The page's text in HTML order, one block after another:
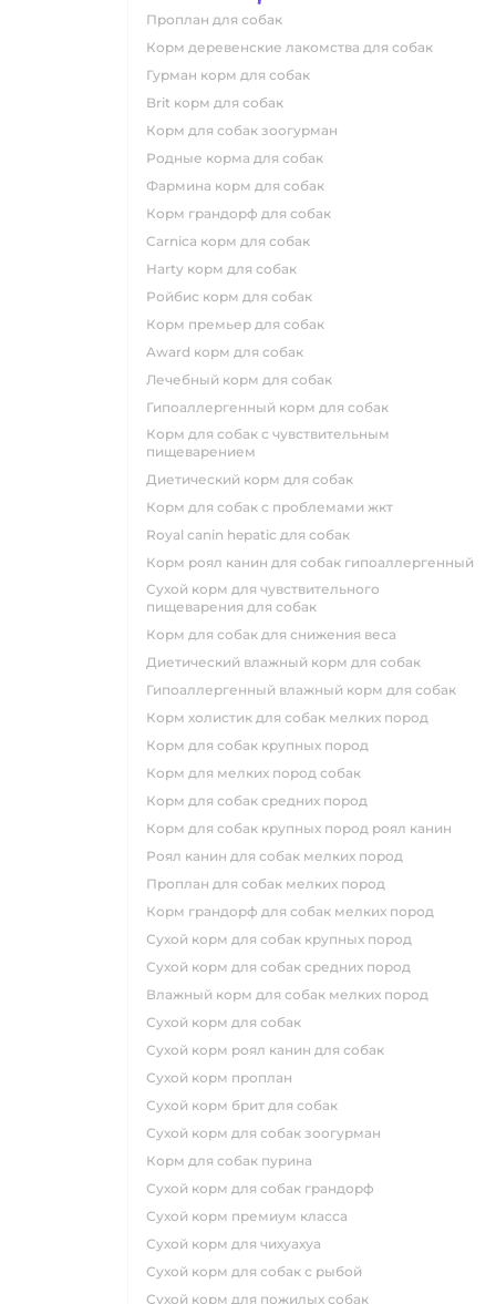
проплан для собак
корм деревенские лакомства для собак
гурман корм для собак
brit корм для собак
корм для собак зоогурман
родные корма для собак
фармина корм для собак
корм грандорф для собак
carnica корм для собак
harty корм для собак
ройбис корм для собак
корм премьер для собак
award корм для собак
лечебный корм для собак
гипоаллергенный корм для собак
корм для собак с чувствительным
пищеварением
диетический корм для собак
корм для собак с проблемами жкт
royal canin hepatic для собак
корм роял канин для собак гипоаллергенный
сухой корм для чувствительного
пищеварения для собак
корм для собак для снижения веса
диетический влажный корм для собак
гипоаллергенный влажный корм для собак
корм холистик для собак мелких пород
корм для собак крупных пород
корм для мелких пород собак
корм для собак средних пород
корм для собак крупных пород роял канин
роял канин для собак мелких пород
проплан для собак мелких пород
корм грандорф для собак мелких пород
сухой корм для собак крупных пород
сухой корм для собак средних пород
влажный корм для собак мелких пород
сухой корм для собак
сухой корм роял канин для собак
сухой корм проплан
сухой корм брит для собак
сухой корм для собак зоогурман
корм для собак пурина
сухой корм для собак грандорф
сухой корм премиум класса
сухой корм для чихуахуа
сухой корм для собак с рыбой
сухой корм для пожилых собак